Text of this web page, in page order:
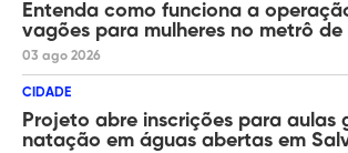
Entenda como funciona a
vagões para mulheres no metrô
03 ago 2026
CIDADE
Projeto abre inscrições para aulas
natação em águas abertas em